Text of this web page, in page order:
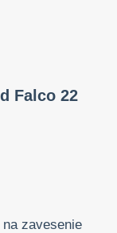
Falco 22
zavesenie